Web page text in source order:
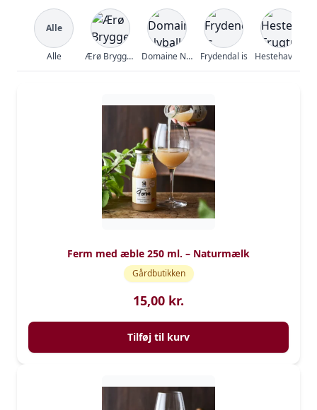
Alle
Alle Ærø Bryggeri Domaine Nyballe Frydendal is
Ferm med æble 250 ml. – Naturmælk
Gårdbutikken
15,00 kr.
Tilføj til kurv